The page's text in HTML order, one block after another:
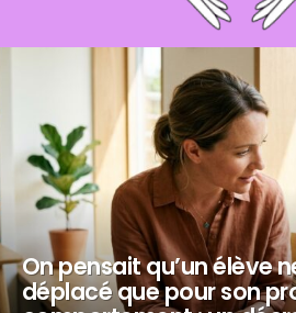
On pensait qu’un élève
déplacé que pour son